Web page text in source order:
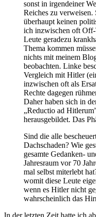
sonst in irgendeiner
Reiches zu
überhaupt keinen
ich inzwischen oft
Leute geradezu
Thema kommen
nichts mit meinem
beobachten. Linke
Vergleich mit Hitler
inzwischen oft als
Rechte dagegen
Daher haben sich in
„Reductio ad
herausgebildet. Das
Sind die alle
Dachschaden? Wie
gesamte Gedanken-
Jahresraum vor 70
mal selbst miterlebt
womit diese Leute
wenn es Hitler nicht
wahrscheinlich das